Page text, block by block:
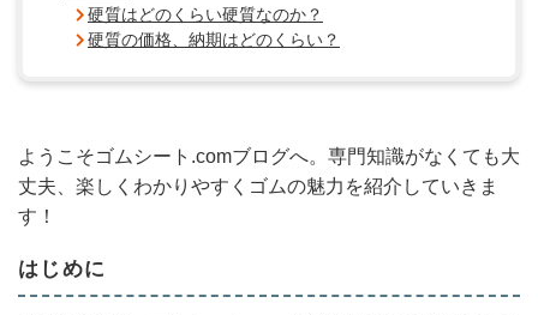
硬質はどのくらい硬質なのか？
硬質の価格、納期はどのくらい？
ようこそゴムシート.comブログへ。専門知識がなくても大
丈夫、楽しくわかりやすくゴムの魅力を紹介していきま
す！
はじめに